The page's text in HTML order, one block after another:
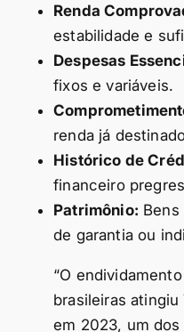
Renda
estabilidade e
Despesas
fixos e variáveis.
renda já
Histórico de
financeiro
Patrimônio:
de garantia ou
“O
brasileiras atingiu
em 2023, um dos